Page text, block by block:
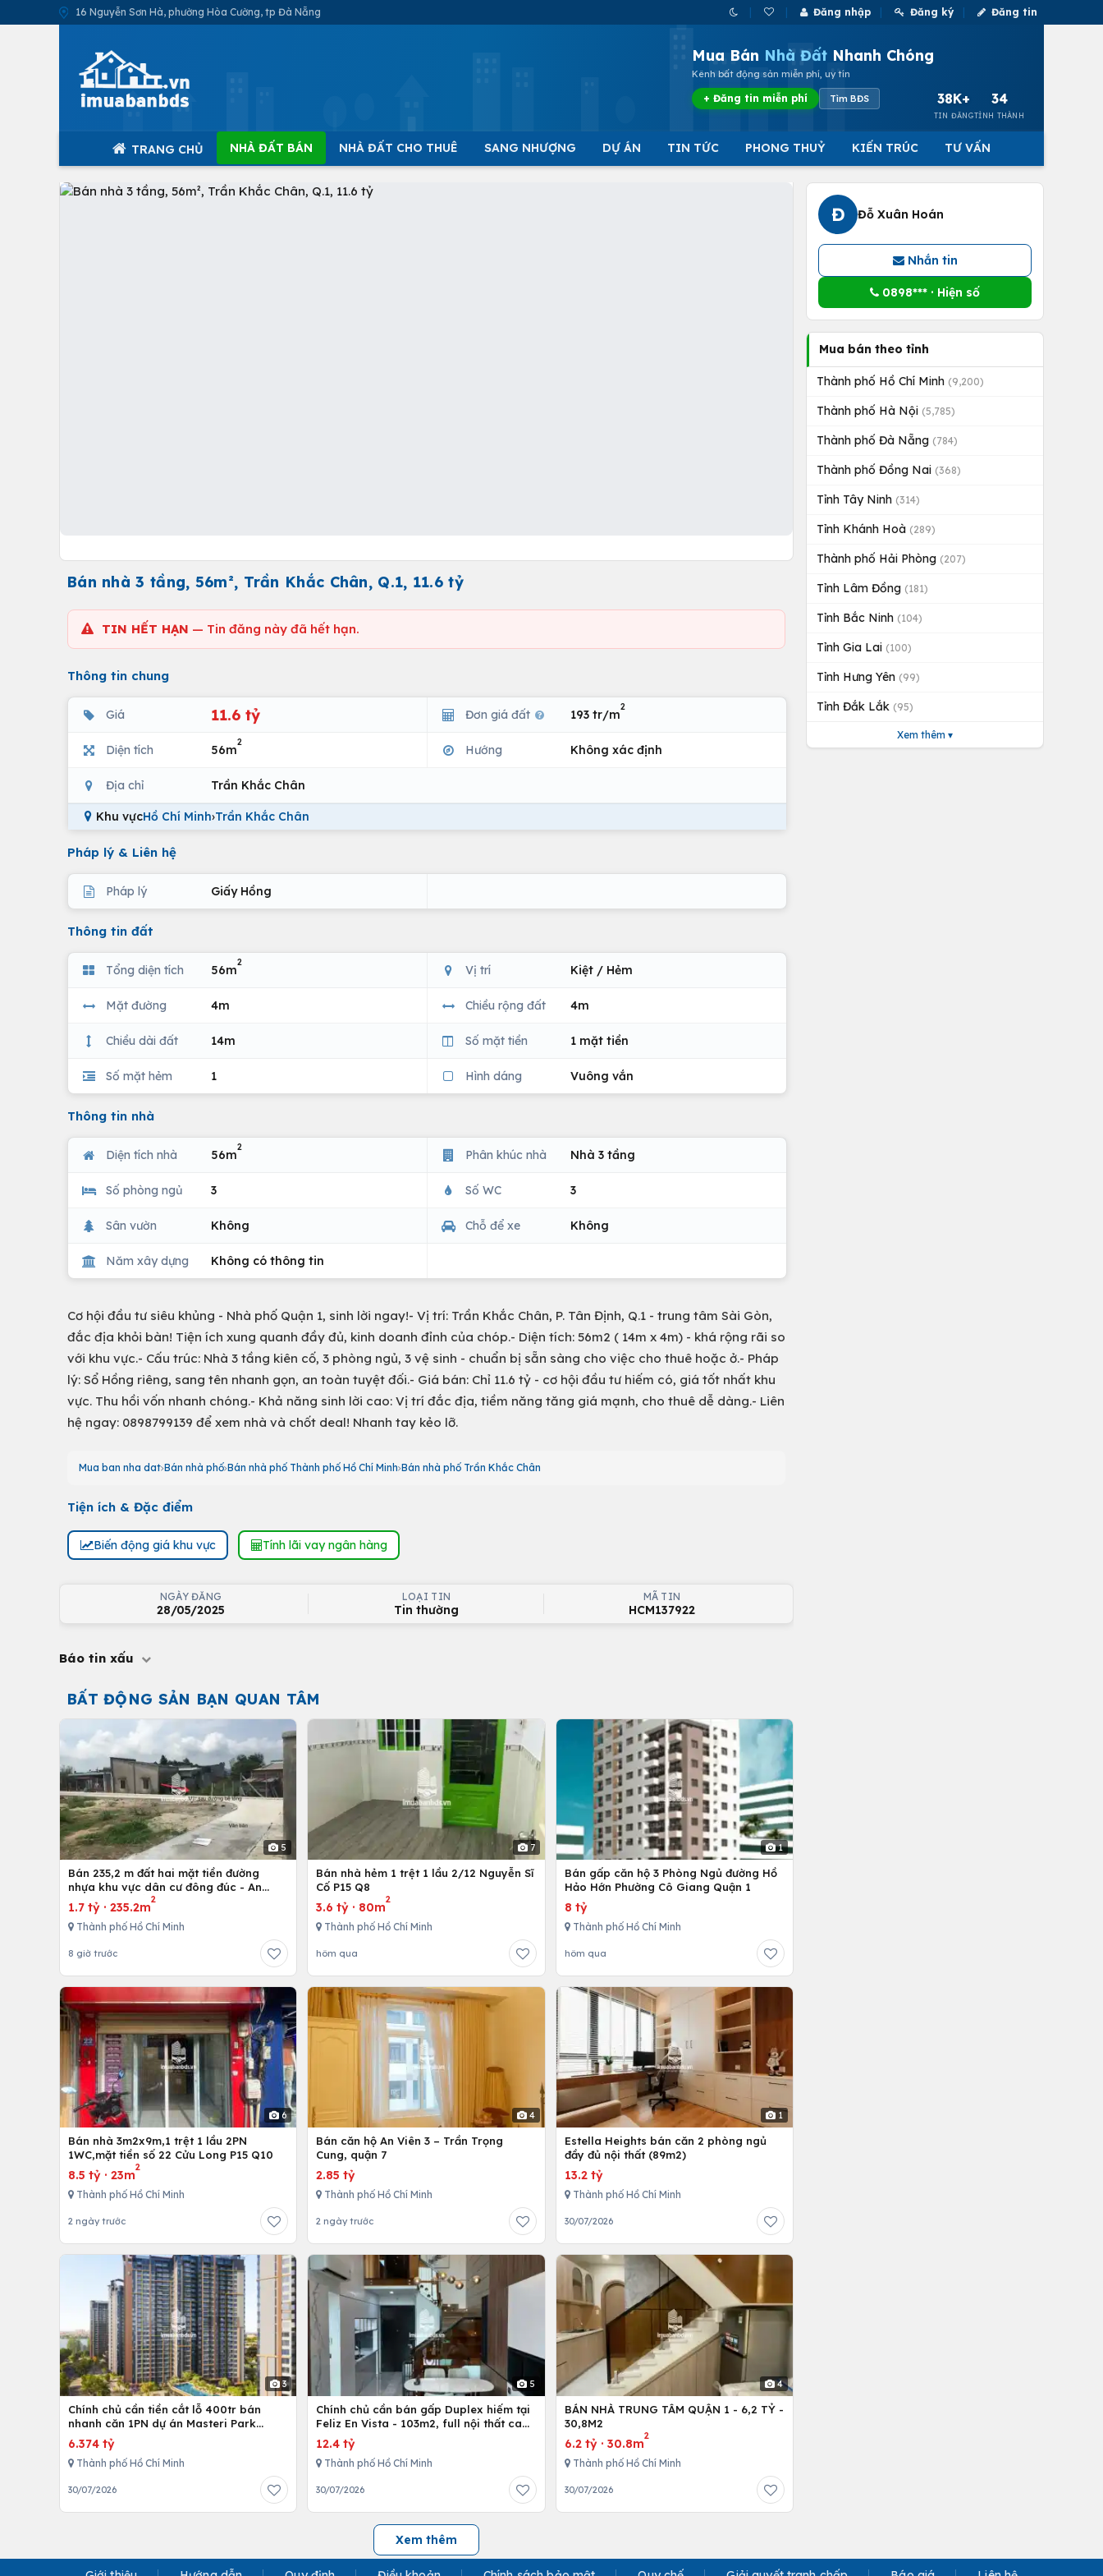
16 Nguyễn Sơn Hà, phường Hòa Cường, tp Đà Nẵng Đăng nhập Đăng ký Đăng tin
Mua Bán Nhà Đất Nhanh Chóng
Kênh bất động sản miễn phí, uy tín
+ Đăng tin miễn phí Tìm BĐS 38K+
TIN ĐĂNG
34
TỈNH THÀNH
TRANG CHỦ NHÀ ĐẤT BÁN NHÀ ĐẤT CHO THUÊ SANG NHƯỢNG DỰ ÁN TIN TỨC PHONG THUỶ KIẾN TRÚC TƯ VẤN
Bán nhà 3 tầng, 56m², Trần Khắc Chân, Q.1, 11.6 tỷ
TIN HẾT HẠN — Tin đăng này đã hết hạn.
Thông tin chung
Giá 11.6 tỷ Đơn giá đất 193 tr/m
2
Diện tích 56m
2
Hướng Không xác định
Địa chỉ Trần Khắc Chân
Khu vựcHồ Chí Minh›Trần Khắc Chân
Pháp lý & Liên hệ
Pháp lý Giấy Hồng
Thông tin đất
Tổng diện tích 56m
2
Vị trí Kiệt / Hẻm
Mặt đường 4m Chiều rộng đất 4m
Chiều dài đất 14m Số mặt tiền 1 mặt tiền
Số mặt hẻm 1 Hình dáng Vuông vắn
Thông tin nhà
Diện tích nhà 56m
2
Phân khúc nhà Nhà 3 tầng
Số phòng ngủ 3 Số WC 3
Sân vườn Không Chỗ để xe Không
Năm xây dựng Không có thông tin
Cơ hội đầu tư siêu khủng - Nhà phố Quận 1, sinh lời ngay!- Vị trí: Trần Khắc Chân, P. Tân Định, Q.1 - trung tâm Sài Gòn,
đắc địa khỏi bàn! Tiện ích xung quanh đầy đủ, kinh doanh đỉnh của chóp.- Diện tích: 56m2 ( 14m x 4m) - khá rộng rãi so
với khu vực.- Cấu trúc: Nhà 3 tầng kiên cố, 3 phòng ngủ, 3 vệ sinh - chuẩn bị sẵn sàng cho việc cho thuê hoặc ở.- Pháp
lý: Sổ Hồng riêng, sang tên nhanh gọn, an toàn tuyệt đối.- Giá bán: Chỉ 11.6 tỷ - cơ hội đầu tư hiếm có, giá tốt nhất khu
vực. Thu hồi vốn nhanh chóng.- Khả năng sinh lời cao: Vị trí đắc địa, tiềm năng tăng giá mạnh, cho thuê dễ dàng.- Liên
hệ ngay: 0898799139 để xem nhà và chốt deal! Nhanh tay kẻo lỡ.
Mua ban nha dat Bán nhà phố Bán nhà phố Thành phố Hồ Chí Minh Bán nhà phố Trần Khắc Chân
Tiện ích & Đặc điểm
Biến động giá khu vực Tính lãi vay ngân hàng
NGÀY ĐĂNG
28/05/2025
LOẠI TIN
Tin thường
MÃ TIN
HCM137922
Báo tin xấu
BẤT ĐỘNG SẢN BẠN QUAN TÂM
5
Bán 235,2 m đất hai mặt tiền đường
nhựa khu vực dân cư đông đúc - An
nhứt-Long Điền - Bà Rịa
1.7 tỷ · 235.2m
2
Thành phố Hồ Chí Minh
8 giờ trước
7
Bán nhà hẻm 1 trệt 1 lầu 2/12 Nguyễn Sĩ
Cố P15 Q8
3.6 tỷ · 80m
2
Thành phố Hồ Chí Minh
hôm qua
1
Bán gấp căn hộ 3 Phòng Ngủ đường Hồ
Hảo Hớn Phường Cô Giang Quận 1
8 tỷ
Thành phố Hồ Chí Minh
hôm qua
6
Bán nhà 3m2x9m,1 trệt 1 lầu 2PN
1WC,mặt tiền số 22 Cửu Long P15 Q10
8.5 tỷ · 23m
2
Thành phố Hồ Chí Minh
2 ngày trước
4
Bán căn hộ An Viên 3 – Trần Trọng
Cung, quận 7
2.85 tỷ
Thành phố Hồ Chí Minh
2 ngày trước
1
Estella Heights bán căn 2 phòng ngủ
đầy đủ nội thất (89m2)
13.2 tỷ
Thành phố Hồ Chí Minh
30/07/2026
3
Chính chủ cần tiền cắt lỗ 400tr bán
nhanh căn 1PN dự án Masteri Park
Place
6.374 tỷ
Thành phố Hồ Chí Minh
30/07/2026
5
Chính chủ cần bán gấp Duplex hiếm tại
Feliz En Vista - 103m2, full nội thất cao
cấp
12.4 tỷ
Thành phố Hồ Chí Minh
30/07/2026
4
BÁN NHÀ TRUNG TÂM QUẬN 1 - 6,2 TỶ -
30,8M2
6.2 tỷ· 30.8m
2
Thành phố Hồ Chí Minh
30/07/2026
Xem thêm
Đ Đỗ Xuân Hoán
Nhắn tin
0898*** · Hiện số
Mua bán theo tỉnh
Thành phố Hồ Chí Minh (9,200)
Thành phố Hà Nội (5,785)
Thành phố Đà Nẵng (784)
Thành phố Đồng Nai (368)
Tỉnh Tây Ninh (314)
Tỉnh Khánh Hoà (289)
Thành phố Hải Phòng (207)
Tỉnh Lâm Đồng (181)
Tỉnh Bắc Ninh (104)
Tỉnh Gia Lai (100)
Tỉnh Hưng Yên (99)
Tỉnh Đắk Lắk (95)
Xem thêm ▾